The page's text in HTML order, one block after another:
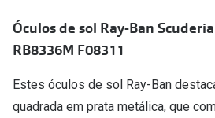
Óculos de sol Ray-Ban
RB8336M F08311
Estes óculos de sol Ray-Ban
quadrada em prata metálica, que